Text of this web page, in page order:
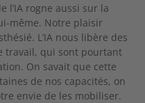
l’IA rogne aussi sur la
même. Notre plaisir
L’IA nous libère des
travail, qui sont pourtant
On savait que cette
de nos capacités, on
envie de les mobiliser.